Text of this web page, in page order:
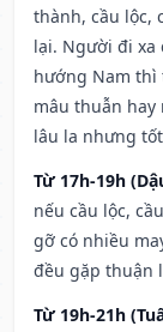
thành, cầu lộc,
lại. Người đi xa
hướng Nam thì
mâu thuẫn hay
lâu la nhưng
Từ 17h-19h
nếu cầu lộc,
gỡ có nhiều
đều gặp thuận
Từ 19h-21h